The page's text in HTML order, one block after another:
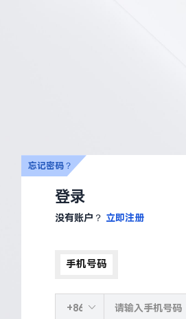
登录
没有账户？ 立即注册
手机号码
忘记密码？